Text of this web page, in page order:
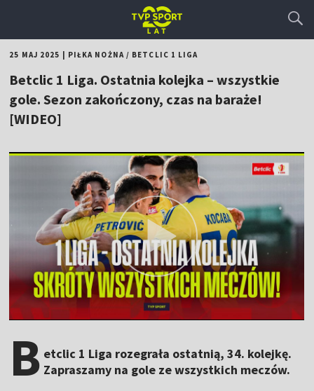
25 MAJ 2025 PIŁKA NOŻNA/ BETCLIC 1 LIGA
Betclic 1 Liga. Ostatnia kolejka – wszystkie
gole. Sezon zakończony, czas na baraże!
[WIDEO]
B etclic 1 Liga rozegrała ostatnią, 34. kolejkę.
Zapraszamy na gole ze wszystkich meczów.